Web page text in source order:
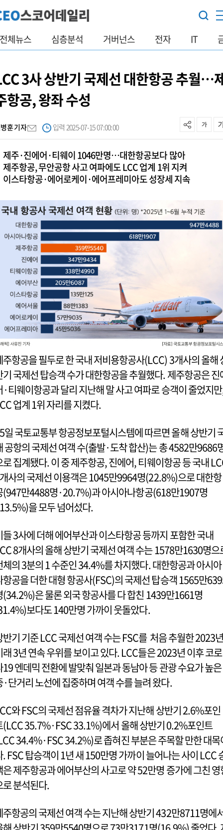
전체뉴스 심층분석 거버넌스 전자 IT
3사 상반기 국제선 대한항공 추월…
항공, 왕좌 수성
훈 기자 입력 2025-07-15 07:00:00
제주·진에어·티웨이 1046만명…대한항공보다 많아
제주항공, 무안공항 사고 여파에도 LCC 업계 1위 지켜
이스타항공·에어로케이·에어프레미아도 성장세 지속
주항공을 필두로 한 국내 저비용항공사(LCC) 3개사의 올해
기 국제선 탑승객 수가 대한항공을 추월했다. 제주항공은 진
·티웨이항공과 달리 지난해 말 사고 여파로 승객이 줄었지
업계 1위 자리를 지켰다.
일 국토교통부 항공정보포털시스템에 따르면 올해 상반기
공항의 국제선 여객 수(출발·도착 합산)는 총 4582만9686
로 집계됐다. 이 중 제주항공, 진에어, 티웨이항공 등 국내
사의 국제선 이용객은 1045만9964명(22.8%)으로 대한항
(947만4488명·20.7%)과 아시아나항공(618만1907명
을 모두 넘어섰다.
들 3사에 더해 에어부산과 이스타항공 등까지 포함한 국내
8개사의 올해 상반기 국제선 여객 수는 1578만1630명으
체의 3분의 1 수준인 34.4%를 차지했다. 대한항공과 아시아
항공을 더한 대형 항공사(FSC)의 국제선 탑승객 1565만
(34.2%)은 물론 외국 항공사를 다 합친 1439만1661명
보다도 140만명 가까이 웃돌았다.
반기 기준 LCC 국제선 여객 수는 FSC를 처음 추월한 2023년
래 3년 연속 우위를 보이고 있다. LCC들은 2023년 이후 코로
19 엔데믹 전환에 발맞춰 일본과 동남아 등 관광 수요가 높은
·단거리 노선에 집중하며 여객 수를 늘려 왔다.
와 FSC의 국제선 점유율 격차가 지난해 상반기 2.6%포인
(LCC 35.7%·FSC 33.1%)에서 올해 상반기 0.2%포인트
34.4%·FSC 34.2%)로 좁혀진 부분은 주목할 만한 대목
. FSC 탑승객이 1년 새 150만명 가까이 늘어나는 사이 LCC
은 제주항공과 에어부산의 사고로 약 52만명 증가에 그친 영
로 분석된다.
주항공의 국제선 여객 수는 지난해 상반기 432만8711명에